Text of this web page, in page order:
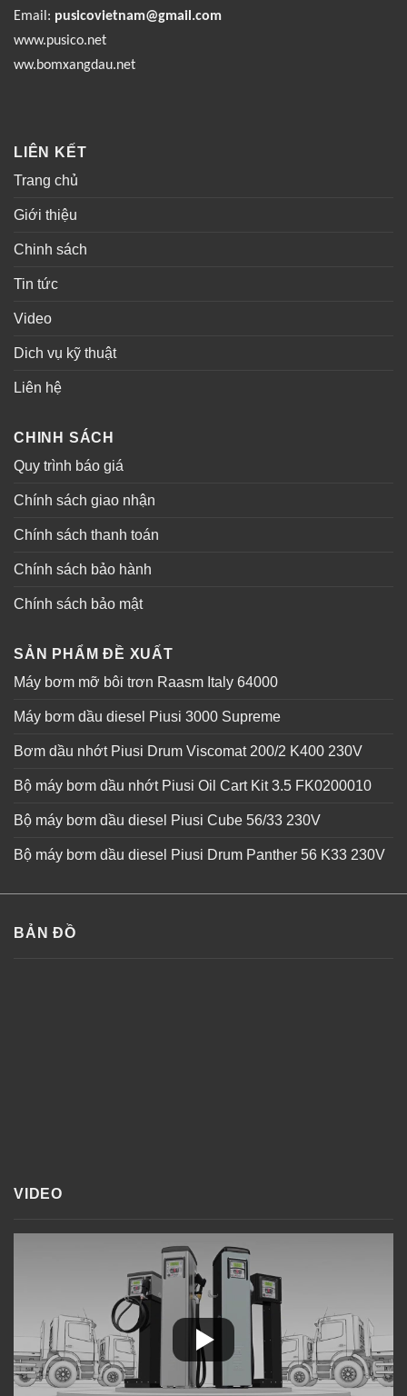
Email: pusicovietnam@gmail.com
www.pusico.net
ww.bomxangdau.net
LIÊN KẾT
Trang chủ
Giới thiệu
Chinh sách
Tin tức
Video
Dich vụ kỹ thuật
Liên hệ
CHINH SÁCH
Quy trình báo giá
Chính sách giao nhận
Chính sách thanh toán
Chính sách bảo hành
Chính sách bảo mật
SẢN PHẨM ĐỀ XUẤT
Máy bơm mỡ bôi trơn Raasm Italy 64000
Máy bơm dầu diesel Piusi 3000 Supreme
Bơm dầu nhớt Piusi Drum Viscomat 200/2 K400 230V
Bộ máy bơm dầu nhớt Piusi Oil Cart Kit 3.5 FK0200010
Bộ máy bơm dầu diesel Piusi Cube 56/33 230V
Bộ máy bơm dầu diesel Piusi Drum Panther 56 K33 230V
BẢN ĐỒ
VIDEO